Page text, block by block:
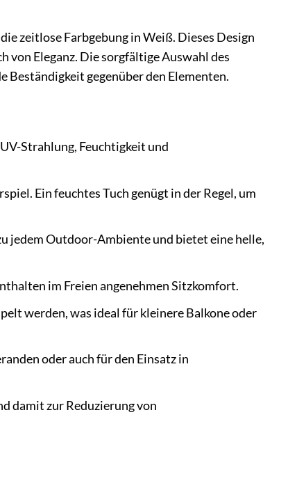
zeitlose Farbgebung in Weiß. Dieses Design
von Eleganz. Die sorgfältige Auswahl des
Beständigkeit gegenüber den Elementen.
Strahlung, Feuchtigkeit und
Ein feuchtes Tuch genügt in der Regel, um
jedem Outdoor-Ambiente und bietet eine helle,
im Freien angenehmen Sitzkomfort.
werden, was ideal für kleinere Balkone oder
oder auch für den Einsatz in
damit zur Reduzierung von